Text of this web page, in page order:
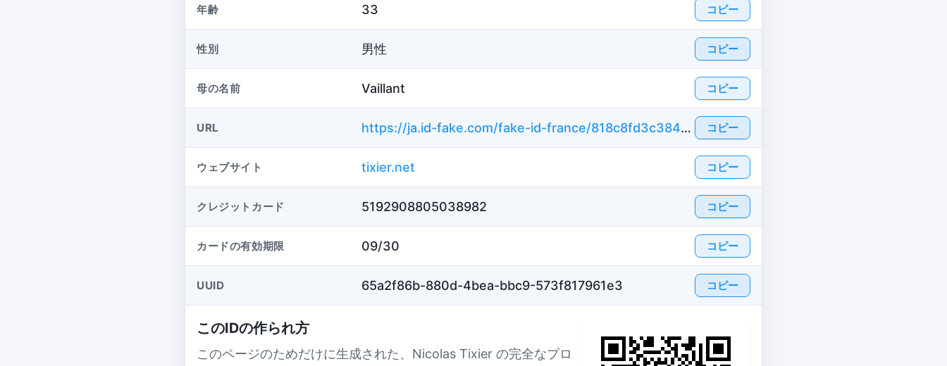
年齢 33 コピー
性別 男性 コピー
母の名前 Vaillant コピー
URL https://ja.id-fake.com/fake-id-france/818c8fd3c384670c090be7987ce1cf22 コピー
ウェブサイト tixier.net コピー
クレジットカード 5192908805038982 コピー
カードの有効期限 09/30 コピー
UUID 65a2f86b-880d-4bea-bbc9-573f817961e3 コピー
このIDの作られ方
このページのためだけに生成された、Nicolas Tixier の完全なプロ